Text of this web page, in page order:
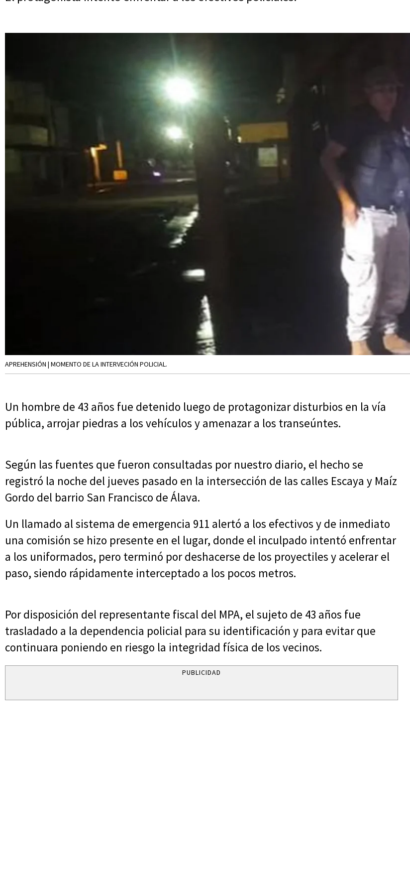
APREHENSIÓN | MOMENTO DE LA INTERVECIÓN POLICIAL.
Un hombre de 43 años fue detenido luego de protagonizar disturbios en la vía
pública, arrojar piedras a los vehículos y amenazar a los transeúntes.
Según las fuentes que fueron consultadas por nuestro diario, el hecho se
registró la noche del jueves pasado en la intersección de las calles Escaya y Maíz
Gordo del barrio San Francisco de Álava.
Un llamado al sistema de emergencia 911 alertó a los efectivos y de inmediato
una comisión se hizo presente en el lugar, donde el inculpado intentó enfrentar
a los uniformados, pero terminó por deshacerse de los proyectiles y acelerar el
paso, siendo rápidamente interceptado a los pocos metros.
Por disposición del representante fiscal del MPA, el sujeto de 43 años fue
trasladado a la dependencia policial para su identificación y para evitar que
continuara poniendo en riesgo la integridad física de los vecinos.
PUBLICIDAD